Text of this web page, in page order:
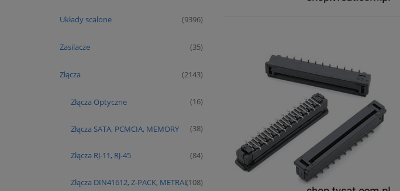
Układy scalone (9396)
Zasilacze (35)
Złącza (2143)
Złącza Optyczne (16)
Złącza SATA, PCMCIA, MEMORY (38)
Złącza RJ-11, RJ-45 (84)
Złącza DIN41612, Z-PACK, METRAL(108)